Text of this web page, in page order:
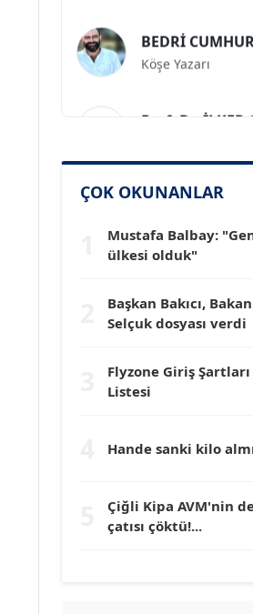
Köşe Yazarı
Köşe Yazarı
Dr. HAKAN
Köşe Yazarı
TUNÇ AFŞAR
Köşe Yazarı
ÇOK OKUNANLAR
Mustafa Balbay:
ülkesi olduk"
Başkan Bakıcı,
Selçuk dosyası verdi
Flyzone Giriş
Listesi
Hande sanki kilo
Çiğli Kipa AVM'nin
çatısı çöktü!...